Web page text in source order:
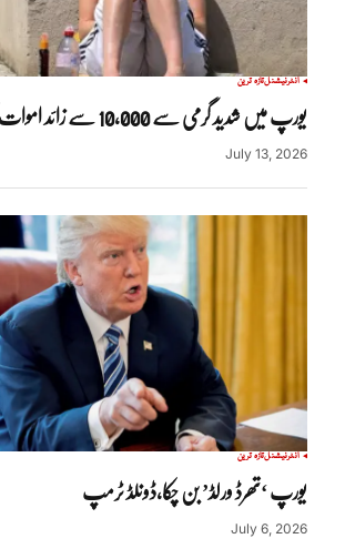
انٹرنیشنلتازہ ترین
یورپ میں شدید گرمی سے 10,000 سے زائد اموات کا خدشہ
July 13, 2026
انٹرنیشنلتازہ ترین
یورپ ‘تھرڈ ورلڈ’ بن چکا،ڈونلڈ ٹرمپ
July 6, 2026